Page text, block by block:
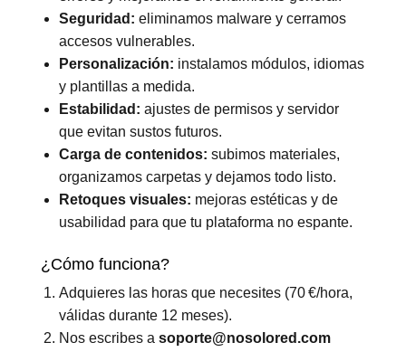
Seguridad: eliminamos malware y cerramos
accesos vulnerables.
Personalización: instalamos módulos, idiomas
y plantillas a medida.
Estabilidad: ajustes de permisos y servidor
que evitan sustos futuros.
Carga de contenidos: subimos materiales,
organizamos carpetas y dejamos todo listo.
Retoques visuales: mejoras estéticas y de
usabilidad para que tu plataforma no espante.
¿Cómo funciona?
Adquieres las horas que necesites (70 €/hora,
válidas durante 12 meses).
Nos escribes a soporte@nosolored.com